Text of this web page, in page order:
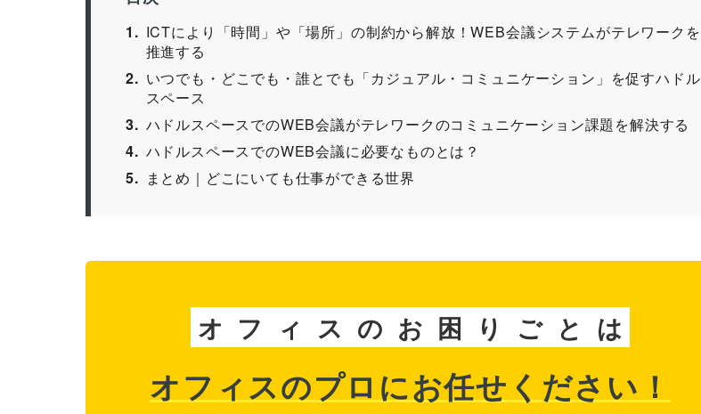
1
ICTにより「時間」や「場所」の制約から解放！WEB会議システムがテレワークを
推進する
2
いつでも・どこでも・誰とでも「カジュアル・コミュニケーション」を促すハドル
スペース
3
ハドルスペースでのWEB会議がテレワークのコミュニケーション課題を解決する
4
ハドルスペースでのWEB会議に必要なものとは？
5
まとめ｜どこにいても仕事ができる世界
オ フ ィ ス の お 困 り ご と は
オフィスのプロにお任せください！